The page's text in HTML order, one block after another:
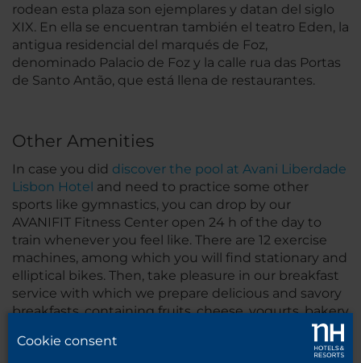
rodean esta plaza son ejemplares y datan del siglo
XIX. En ella se encuentran también el teatro Eden, la
antigua residencial del marqués de Foz,
denominado Palacio de Foz y la calle rua das Portas
de Santo Antão, que está llena de restaurantes.
Other Amenities
In case you did discover the pool at Avani Liberdade
Lisbon Hotel and need to practice some other
sports like gymnastics, you can drop by our
AVANIFIT Fitness Center open 24 h of the day to
train whenever you feel like. There are 12 exercise
machines, among which you will find stationary and
elliptical bikes. Then, take pleasure in our breakfast
service with which we prepare delicious and savory
breakfasts, containing fruits, cheese, yogurts, bakery
Cookie consent